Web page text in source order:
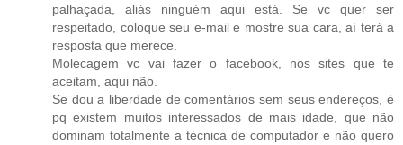
palhaçada, aliás ninguém aqui está. Se vc quer ser
respeitado, coloque seu e-mail e mostre sua cara, aí terá a
resposta que merece.
Molecagem vc vai fazer o facebook, nos sites que te
aceitam, aqui não.
Se dou a liberdade de comentários sem seus endereços, é
pq existem muitos interessados de mais idade, que não
dominam totalmente a técnica de computador e não quero